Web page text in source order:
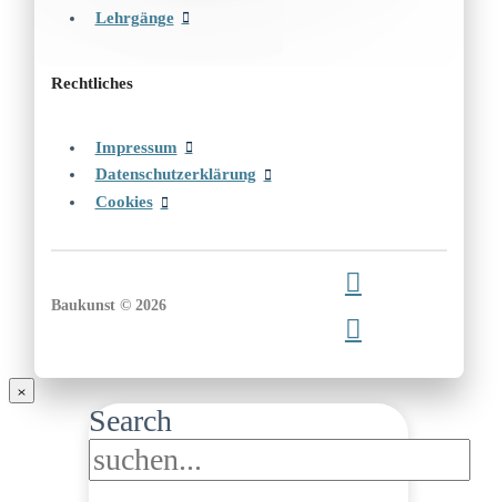
Lehrgänge
Rechtliches
Impressum
Datenschutzerklärung
Cookies
Baukunst © 2026
Search